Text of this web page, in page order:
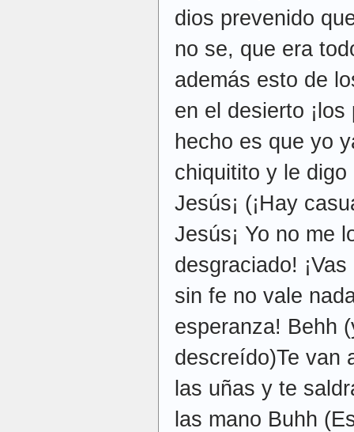
dios prevenido
no se, que era
además esto de
en el desierto
hecho es que yo
chiquitito y le digo
Jesús¡ (¡Hay
Jesús¡ Yo no me
desgraciado!
sin fe no vale
esperanza! Behh
descreído)Te van
las uñas y te
las mano Buhh